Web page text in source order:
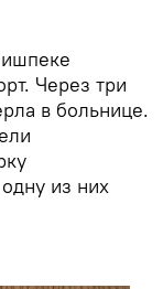
Через три
в больнице.
из них